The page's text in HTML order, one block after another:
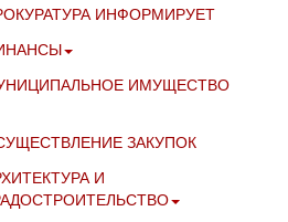
ИНФОРМИРУЕТ
ИМУЩЕСТВО
ЗАКУПОК
И